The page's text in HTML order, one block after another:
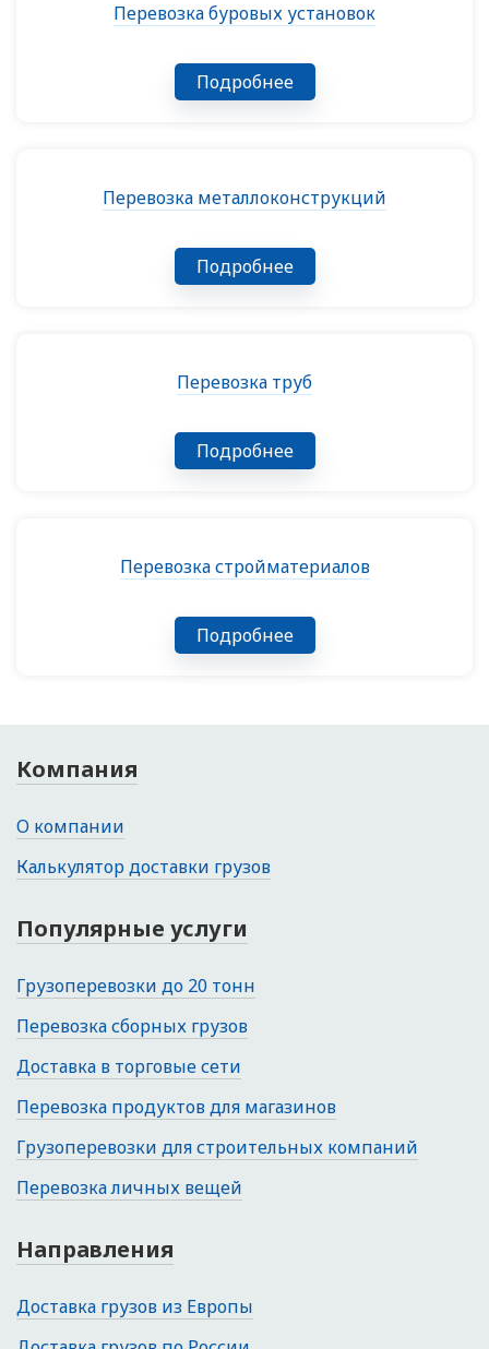
Перевозка буровых установок
Подробнее
Перевозка металлоконструкций
Подробнее
Перевозка труб
Подробнее
Перевозка стройматериалов
Подробнее
Компания
О компании
Калькулятор доставки грузов
Популярные услуги
Грузоперевозки до 20 тонн
Перевозка сборных грузов
Доставка в торговые сети
Перевозка продуктов для магазинов
Грузоперевозки для строительных компаний
Перевозка личных вещей
Направления
Доставка грузов из Европы